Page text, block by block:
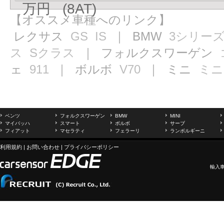
万円 (8AT)
【オススメ車種へのリンク】
レクサス GS IS ｜ BMW 3シリー
ス
Sクラス ｜ フォルクスワーゲン
ェ 911 ｜ ボルボ V70 ｜ ミニ ミニ
ベンツ フォルクスワーゲン BMW
MINI
マイバッハ
スマート ボルボ
サーブ
フィアット
マセラティ フェラーリ ランボルギーニ
利用規約 | お問い合わせ | プライバシーポリシー
輸入